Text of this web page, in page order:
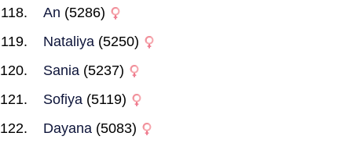
An (5286)
Nataliya (5250)
Sania (5237)
Sofiya (5119)
Dayana (5083)